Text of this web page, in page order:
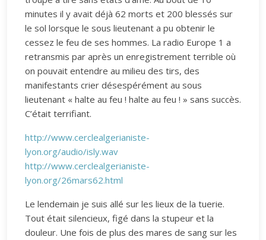
minutes il y avait déjà 62 morts et 200 blessés sur
le sol lorsque le sous lieutenant a pu obtenir le
cessez le feu de ses hommes. La radio Europe 1 a
retransmis par après un enregistrement terrible où
on pouvait entendre au milieu des tirs, des
manifestants crier désespérément au sous
lieutenant « halte au feu ! halte au feu ! » sans succès.
C’était terrifiant.
http://www.cerclealgerianiste-
lyon.org/audio/isly.wav
http://www.cerclealgerianiste-
lyon.org/26mars62.html
Le lendemain je suis allé sur les lieux de la tuerie.
Tout était silencieux, figé dans la stupeur et la
douleur. Une fois de plus des mares de sang sur les